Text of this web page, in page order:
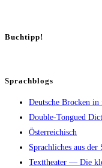
Buch­tipp!
Sprachblogs
Deutsche Brocken in
Double-Tongued
Österreichisch
Sprachliches aus der
Texttheater — Die